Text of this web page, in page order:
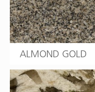
ALMOND GOLD